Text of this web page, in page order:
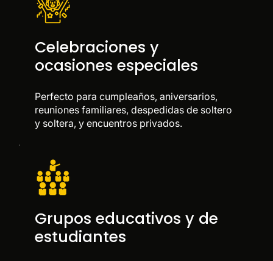
Celebraciones y
ocasiones especiales
Perfecto para cumpleaños, aniversarios,
reuniones familiares, despedidas de soltero
y soltera, y encuentros privados.
Grupos educativos y de
estudiantes